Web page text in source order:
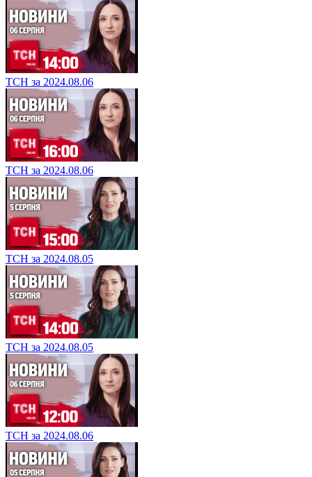
ТСН за 2024.08.06
ТСН за 2024.08.06
ТСН за 2024.08.05
ТСН за 2024.08.05
ТСН за 2024.08.06